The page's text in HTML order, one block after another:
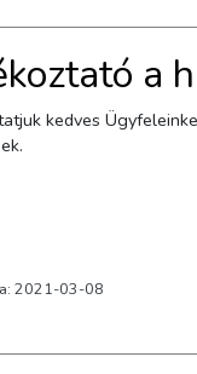
a
kedves
2021-03-08